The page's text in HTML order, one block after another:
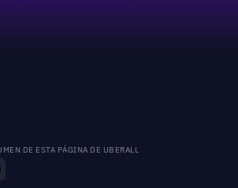
DE ESTA PÁGINA DE UBERALL